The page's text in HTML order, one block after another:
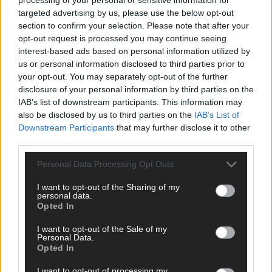
targeted advertising by us, please use the below opt-out
section to confirm your selection. Please note that after your
opt-out request is processed you may continue seeing
interest-based ads based on personal information utilized by
us or personal information disclosed to third parties prior to
your opt-out. You may separately opt-out of the further
disclosure of your personal information by third parties on the
IAB’s list of downstream participants. This information may
also be disclosed by us to third parties on the IAB’s List of
Downstream Participants that may further disclose it to other
Personal Data Processing Opt Outs
I want to opt-out of the Sharing of my
personal data.
Opted In
I want to opt-out of the Sale of my
Personal Data.
Opted In
The Masked Singer: Enthüllung: Diese Moderatorin und
Comedienne gewinnt als Muuhnika